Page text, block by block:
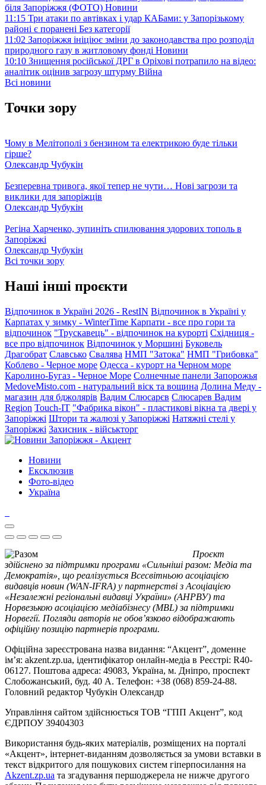
біля Запоріжжя (ФОТО) Новини
11:15 Три атаки по автівках і удар КАБами: у Запорізькому
районі є поранені Без категорії
11:02 Запоріжжя ініціює зміни до законодавства про розподіл
природного газу в житловому фонді Новини
10:10 Знищення російської ДРГ в Оріхові потрапило на відео:
аналітик оцінив загрозу штурму Війна
Всі новини
Точки зору
Чому в Мелітополі з бензином та електрикою буде тільки
гірше?
Олександр Чубукін
Безперевна тривога, якої тепер не чути… Нові загрози та
виклики для запоріжців
Олександр Чубукін
Регіна Харченко, зупиніть спилювання здорових тополь в
Запоріжжі
Олександр Чубукін
Всі точки зору
Наші інші проєкти
Відпочинок в Україні 2026 - RestIN Відпочинок в Україні у
Карпатах у зимку - WinterTime Карпати - все про гори та
відпочинок "Трускавець" - відпочинок на курорті Східниця -
все про відпочинок Відпочинок у Моршині Буковель
Драгобрат Славсько Свалява НМП "Затока" НМП "Грибовка"
Коблево - Черное море Одесса - курорт на Черном море
Каролино-Бугаз - Черное Море Солнечные панели Запорожья
MedoveMisto.com - натуральний віск та вощина Долина Меду -
магазин для бджолярів Вадим Слюсарєв Слюсарев Вадим
Region Touch-IT "Фабрика вікон" - пластикові вікна та двері у
Запоріжжі Штори та жалюзі у Запоріжжі Натяжні стелі у
Запоріжжі Захисник - військторг
Новини
Ексклюзив
Фото-відео
Україна
Проєкт
здійснено за підтримки програми «Сильніші разом: Медіа та
Демократія», що реалізується Всесвітньою асоціацією
видавців новин (WAN-IFRA) у партнерстві з Асоціацією
«Незалежні регіональні видавці України» (АНРВУ) та
Норвезькою асоціацією медіабізнесу (MBL) за підтримки
Норвегії. Погляди авторів не обов’язково відображають
офіційну позицію партнерів програми.
Офіційна зареєстрована назва видання: “Акцент”, доменне
ім’я: akzent.zp.ua, ідентифікатор онлайн-медіа в Реєстрі: R40-
06127. Поштова адреса: 49083, Україна, м. Дніпро, проспект
Слобожанський, буд. 40 А. Телефон: +38 (068) 859-24-88.
Головний редактор Чубукін Олександр
Управління сайтом здійснюється ТОВ “ГПП Акцент”, код
ЄДРПОУ 39404303
Використання будь-яких матеріалів, розміщених на порталі
«Акцент», інтернет-виданням дозволяється за умови вставки в
текст відкритого для пошукових систем гіперпосилання на
Akzent.zp.ua та згадування першоджерела не нижче другого